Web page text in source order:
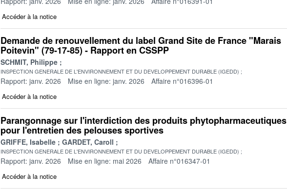
Accéder à la notice
Demande de renouvellement du label Grand Site de France "Marais
Poitevin" (79-17-85) - Rapport en CSSPP
SCHMIT, Philippe
INSPECTION GENERALE DE L'ENVIRONNEMENT ET DU DEVELOPPEMENT DURABLE (IGEDD)
Rapport: janv. 2026 Mise en ligne: janv. 2026 Affaire n°016396-01
Accéder à la notice
Parangonnage sur l'interdiction des produits phytopharmaceutiques
pour l'entretien des pelouses sportives
GRIFFE, Isabelle GARDET, Caroll
INSPECTION GENERALE DE L'ENVIRONNEMENT ET DU DEVELOPPEMENT DURABLE (IGEDD)
Rapport: janv. 2026 Mise en ligne: mai 2026 Affaire n°016347-01
Accéder à la notice